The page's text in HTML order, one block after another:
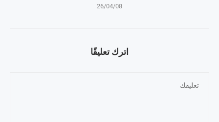
26/04/08
اترك تعليقًا